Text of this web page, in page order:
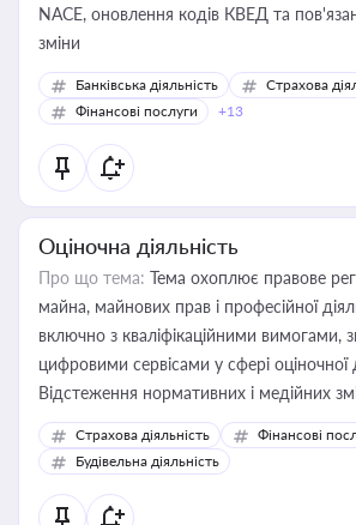
NACE, оновлення кодів КВЕД та
зміни
Банківська діяльність
Страхова
Фінансові послуги
+13
Оціночна діяльність
Про що тема: Тема охоплює правове
майна, майнових прав і професійної
включно з кваліфікаційними вимогами,
цифровими сервісами у сфері оціночної
Відстеження нормативних і медійних
корисне для власника бізнесу,
бухгалтера під час оподаткування,
державного майна, корпоративних угод і
статусу суб'єктів оціночної діяльності
Страхова діяльність
Фінансові
Будівельна діяльність